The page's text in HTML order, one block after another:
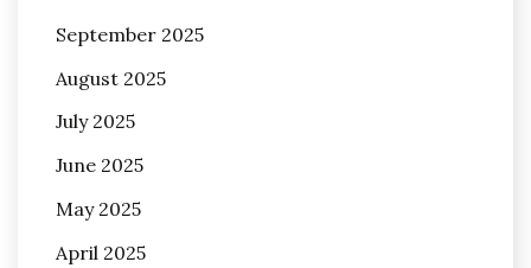
September 2025
August 2025
July 2025
June 2025
May 2025
April 2025